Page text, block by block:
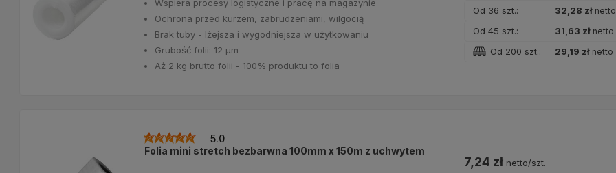
Wspiera procesy logistyczne i pracę na magazynie
Ochrona przed kurzem, zabrudzeniami, wilgocią
Brak tuby - lżejsza i wygodniejsza w użytkowaniu
Grubość folii: 12 μm
Aż 2 kg brutto folii - 100% produktu to folia
Od 36 szt.: 32,28 zł netto
Od 45 szt.: 31,63 zł netto
Od 200 szt.: 29,19 zł netto
Folia mini stretch bezbarwna 100mm x 150m z uchwytem
5.0
7,24 zł netto/szt.